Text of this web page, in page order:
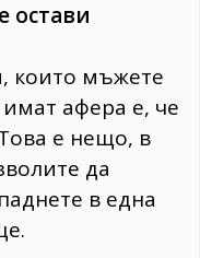
остави
които мъжете
афера е, че
е нещо, в
да
в една